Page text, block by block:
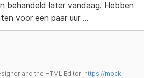
behandeld later vandaag. Hebben
voor een paar uur ...
and the HTML Editor: https://mock-